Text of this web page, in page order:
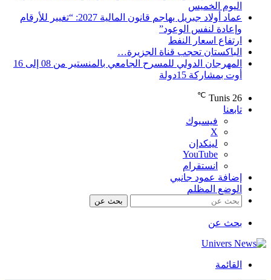
اليوم الخميس
عماد أولاد جبريل يهاجم قانون المالية 2027: “تغيير للأرقام
وإعادة لنفس الوعود”
ارتفاع اسعار النفط
الباكستان تحجب قناة الجزيرة…
المهرجان الدولي للمسرح الجامعي بالمنستير من 08 إلى 16
أوت بمشاركة 15دولة
Tunis 26
℃
تابعنا
فيسبوك
‫X
لينكدإن
‫YouTube
انستقرام
إضافة عمود جانبي
الوضع المظلم
بحث عن
بحث عن
القائمة